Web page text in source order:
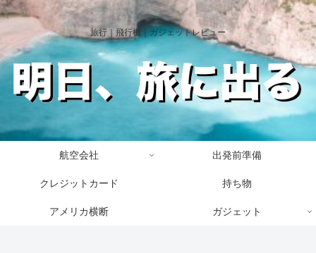
旅行｜飛行機｜ガジェットレビュー
航空会社 出発前準備
クレジットカード 持ち物
アメリカ横断 ガジェット